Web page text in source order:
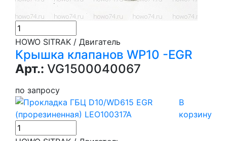
HOWO SITRAK / Двигатель
Крышка клапанов WP10 -EGR
Арт.: VG1500040067
по запросу
В
корзину